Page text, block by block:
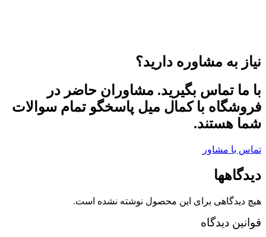
نیاز به مشاوره دارید؟
با ما تماس بگیرید. مشاوران حاضر در
فروشگاه با کمال میل پاسخگو تمام سوالات
شما هستند.
تماس با مشاور
دیدگاهها
هیچ دیدگاهی برای این محصول نوشته نشده است.
قوانین دیدگاه